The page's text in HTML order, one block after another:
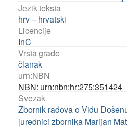
Jezik teksta
hrv – hrvatski
Licencije
InC
Vrsta građe
članak
urn:NBN
NBN: urn:nbn:hr:275:351424
Svezak
Zbornik radova o Vidu
[urednici zbornika Marijan